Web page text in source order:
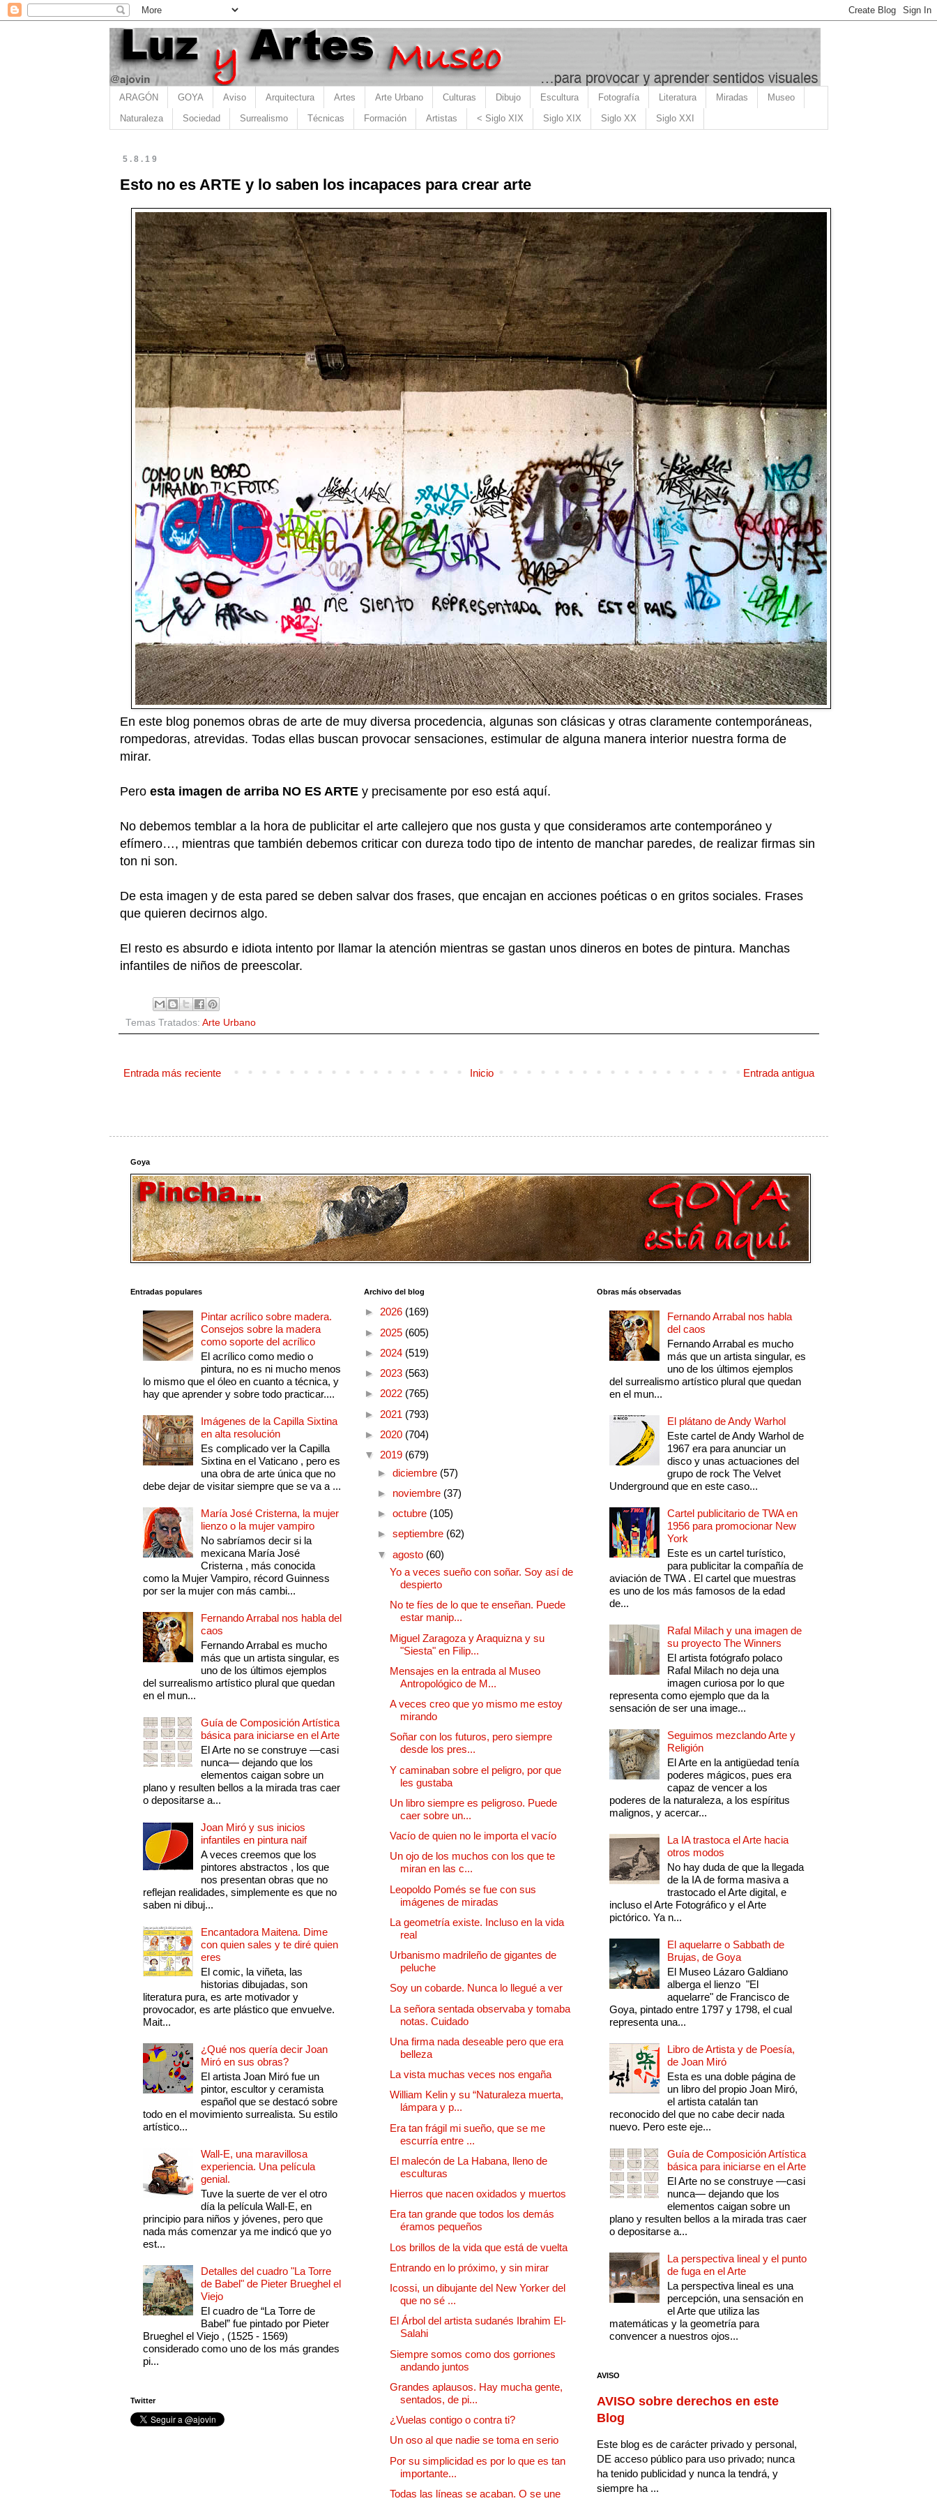
ARAGÓN GOYA Aviso Arquitectura Artes Arte Urbano Culturas Dibujo Escultura Fotografía Literatura Miradas Museo
Naturaleza Sociedad Surrealismo Técnicas Formación Artistas < Siglo XIX Siglo XIX Siglo XX Siglo XXI
5.8.19
Esto no es ARTE y lo saben los incapaces para crear arte
En este blog ponemos obras de arte de muy diversa procedencia, algunas son clásicas y otras claramente contemporáneas,
rompedoras, atrevidas. Todas ellas buscan provocar sensaciones, estimular de alguna manera interior nuestra forma de
mirar.
Pero esta imagen de arriba NO ES ARTEy precisamente por eso está aquí.
No debemos temblar a la hora de publicitar el arte callejero que nos gusta y que consideramos arte contemporáneo y
efímero…, mientras que también debemos criticar con dureza todo tipo de intento de manchar paredes, de realizar firmas sin
ton ni son.
De esta imagen y de esta pared se deben salvar dos frases, que encajan en acciones poéticas o en gritos sociales. Frases
que quieren decirnos algo.
El resto es absurdo e idiota intento por llamar la atención mientras se gastan unos dineros en botes de pintura. Manchas
infantiles de niños de preescolar.
Temas Tratados: Arte Urbano
Entrada más reciente Entrada antigua
Inicio
Goya
Entradas populares
Pintar acrílico sobre madera.
Consejos sobre la madera
como soporte del acrílico
El acrílico como medio o
pintura, no es ni mucho menos
lo mismo que el óleo en cuanto a técnica, y
hay que aprender y sobre todo practicar....
Imágenes de la Capilla Sixtina
en alta resolución
Es complicado ver la Capilla
Sixtina en el Vaticano , pero es
una obra de arte única que no
debe dejar de visitar siempre que se va a ...
María José Cristerna, la mujer
lienzo o la mujer vampiro
No sabríamos decir si la
mexicana María José
Cristerna , más conocida
como la Mujer Vampiro, récord Guinness
por ser la mujer con más cambi...
Fernando Arrabal nos habla del
caos
Fernando Arrabal es mucho
más que un artista singular, es
uno de los últimos ejemplos
del surrealismo artístico plural que quedan
en el mun...
Guía de Composición Artística
básica para iniciarse en el Arte
El Arte no se construye —casi
nunca— dejando que los
elementos caigan sobre un
plano y resulten bellos a la mirada tras caer
o depositarse a...
Joan Miró y sus inicios
infantiles en pintura naif
A veces creemos que los
pintores abstractos , los que
nos presentan obras que no
reflejan realidades, simplemente es que no
saben ni dibuj...
Encantadora Maitena. Dime
con quien sales y te diré quien
eres
El comic, la viñeta, las
historias dibujadas, son
literatura pura, es arte motivador y
provocador, es arte plástico que envuelve.
Mait...
¿Qué nos quería decir Joan
Miró en sus obras?
El artista Joan Miró fue un
pintor, escultor y ceramista
español que se destacó sobre
todo en el movimiento surrealista. Su estilo
artístico...
Wall-E, una maravillosa
experiencia. Una película
genial.
Tuve la suerte de ver el otro
día la película Wall-E, en
principio para niños y jóvenes, pero que
nada más comenzar ya me indicó que yo
est...
Detalles del cuadro "La Torre
de Babel" de Pieter Brueghel el
Viejo
El cuadro de “La Torre de
Babel” fue pintado por Pieter
Brueghel el Viejo , (1525 - 1569)
considerado como uno de los más grandes
pi...
Twitter
Archivo del blog
► 2026 (169)
► 2025 (605)
► 2024 (519)
► 2023 (563)
► 2022 (765)
► 2021 (793)
► 2020 (704)
▼ 2019 (679)
► diciembre (57)
► noviembre (37)
► octubre (105)
► septiembre (62)
▼ agosto (60)
Yo a veces sueño con soñar. Soy así de
despierto
No te fíes de lo que te enseñan. Puede
estar manip...
Miguel Zaragoza y Araquizna y su
"Siesta" en Filip...
Mensajes en la entrada al Museo
Antropológico de M...
A veces creo que yo mismo me estoy
mirando
Soñar con los futuros, pero siempre
desde los pres...
Y caminaban sobre el peligro, por que
les gustaba
Un libro siempre es peligroso. Puede
caer sobre un...
Vacío de quien no le importa el vacío
Un ojo de los muchos con los que te
miran en las c...
Leopoldo Pomés se fue con sus
imágenes de miradas
La geometría existe. Incluso en la vida
real
Urbanismo madrileño de gigantes de
peluche
Soy un cobarde. Nunca lo llegué a ver
La señora sentada observaba y tomaba
notas. Cuidado
Una firma nada deseable pero que era
belleza
La vista muchas veces nos engaña
William Kelin y su “Naturaleza muerta,
lámpara y p...
Era tan frágil mi sueño, que se me
escurría entre ...
El malecón de La Habana, lleno de
esculturas
Hierros que nacen oxidados y muertos
Era tan grande que todos los demás
éramos pequeños
Los brillos de la vida que está de vuelta
Entrando en lo próximo, y sin mirar
Icossi, un dibujante del New Yorker del
que no sé ...
El Árbol del artista sudanés Ibrahim El-
Salahi
Siempre somos como dos gorriones
andando juntos
Grandes aplausos. Hay mucha gente,
sentados, de pi...
¿Vuelas contigo o contra ti?
Un oso al que nadie se toma en serio
Por su simplicidad es por lo que es tan
importante...
Todas las líneas se acaban. O se une
Obras más observadas
Fernando Arrabal nos habla
del caos
Fernando Arrabal es mucho
más que un artista singular, es
uno de los últimos ejemplos
del surrealismo artístico plural que quedan
en el mun...
El plátano de Andy Warhol
Este cartel de Andy Warhol de
1967 era para anunciar un
disco y unas actuaciones del
grupo de rock The Velvet
Underground que en este caso...
Cartel publicitario de TWA en
1956 para promocionar New
York
Este es un cartel turístico,
para publicitar la compañía de
aviación de TWA . El cartel que muestras
es uno de los más famosos de la edad
de...
Rafal Milach y una imagen de
su proyecto The Winners
El artista fotógrafo polaco
Rafal Milach no deja una
imagen curiosa por lo que
representa como ejemplo que da la
sensación de ser una image...
Seguimos mezclando Arte y
Religión
El Arte en la antigüedad tenía
poderes mágicos, pues era
capaz de vencer a los
poderes de la naturaleza, a los espíritus
malignos, y acercar...
La IA trastoca el Arte hacia
otros modos
No hay duda de que la llegada
de la IA de forma masiva a
trastocado el Arte digital, e
incluso el Arte Fotográfico y el Arte
pictórico. Ya n...
El aquelarre o Sabbath de
Brujas, de Goya
El Museo Lázaro Galdiano
alberga el lienzo "El
aquelarre" de Francisco de
Goya, pintado entre 1797 y 1798, el cual
representa una...
Libro de Artista y de Poesía,
de Joan Miró
Esta es una doble página de
un libro del propio Joan Miró,
el artista catalán tan
reconocido del que no cabe decir nada
nuevo. Pero este eje...
Guía de Composición Artística
básica para iniciarse en el Arte
El Arte no se construye —casi
nunca— dejando que los
elementos caigan sobre un
plano y resulten bellos a la mirada tras caer
o depositarse a...
La perspectiva lineal y el punto
de fuga en el Arte
La perspectiva lineal es una
percepción, una sensación en
el Arte que utiliza las
matemáticas y la geometría para
convencer a nuestros ojos...
AVISO
AVISO sobre derechos en este
Blog
Este blog es de carácter privado y personal,
DE acceso público para uso privado; nunca
ha tenido publicidad y nunca la tendrá, y
siempre ha ...